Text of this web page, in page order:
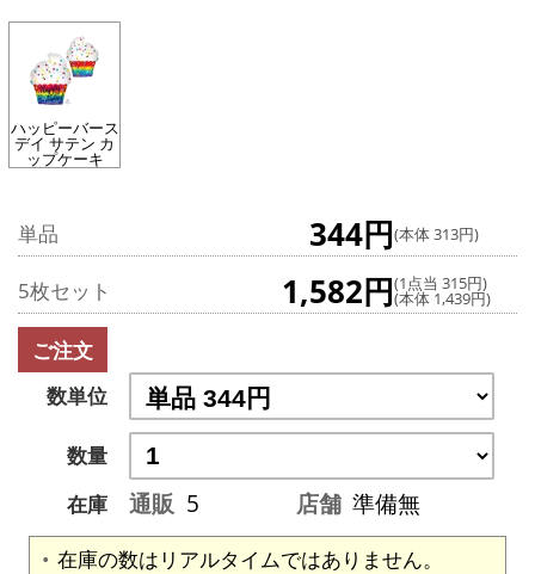
ハッピーバース
デイ サテン カ
ップケーキ
単品 344円(本体 313円)
5枚セット 1,582円(1点当 315円)
(本体 1,439円)
ご注文
数単位
数量
在庫
通販 5 店舗 準備無
在庫の数はリアルタイムではありません。